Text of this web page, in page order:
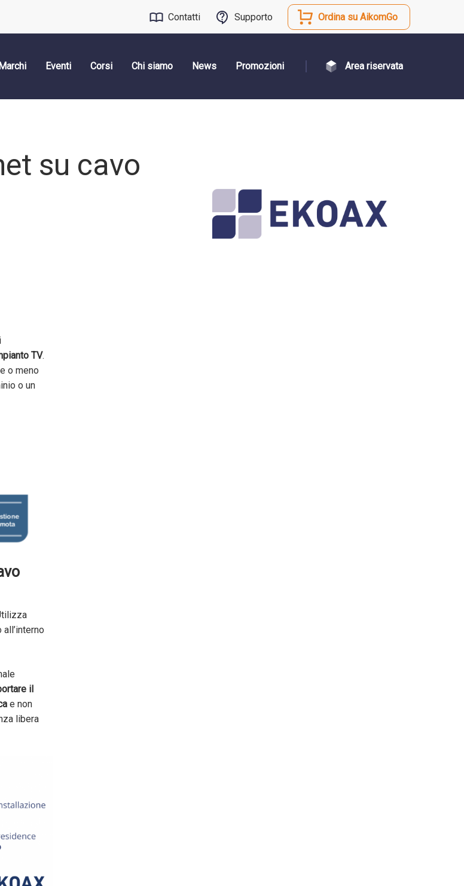
Contatti Supporto Ordina su AikomGo
Marchi Eventi Corsi Chi siamo News Promozioni Area riservata
su cavo
TV.
o meno
o un
il
e non
libera